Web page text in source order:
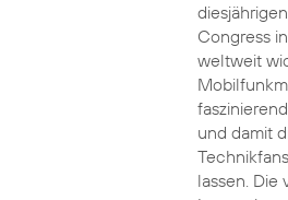
Congress
weltweit
und damit
lassen. Die